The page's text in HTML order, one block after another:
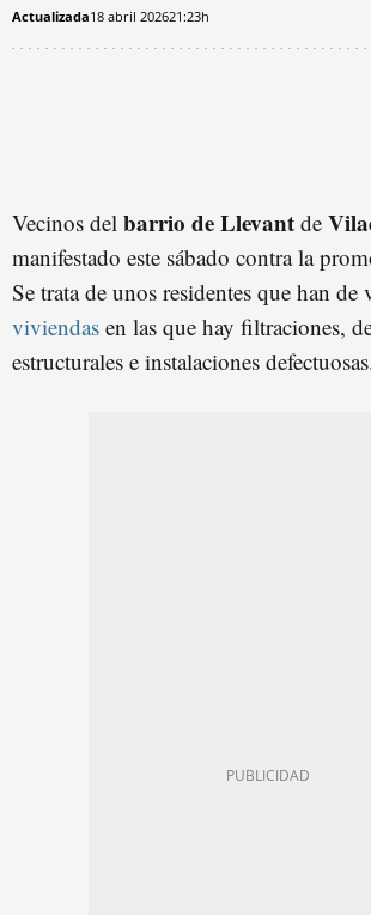
Actualizada18 abril 202621:23h
Vecinos del barrio de Llevant de
manifestado este sábado contra la
Se trata de unos residentes que han de
viviendas en las que hay filtraciones,
estructurales e instalaciones